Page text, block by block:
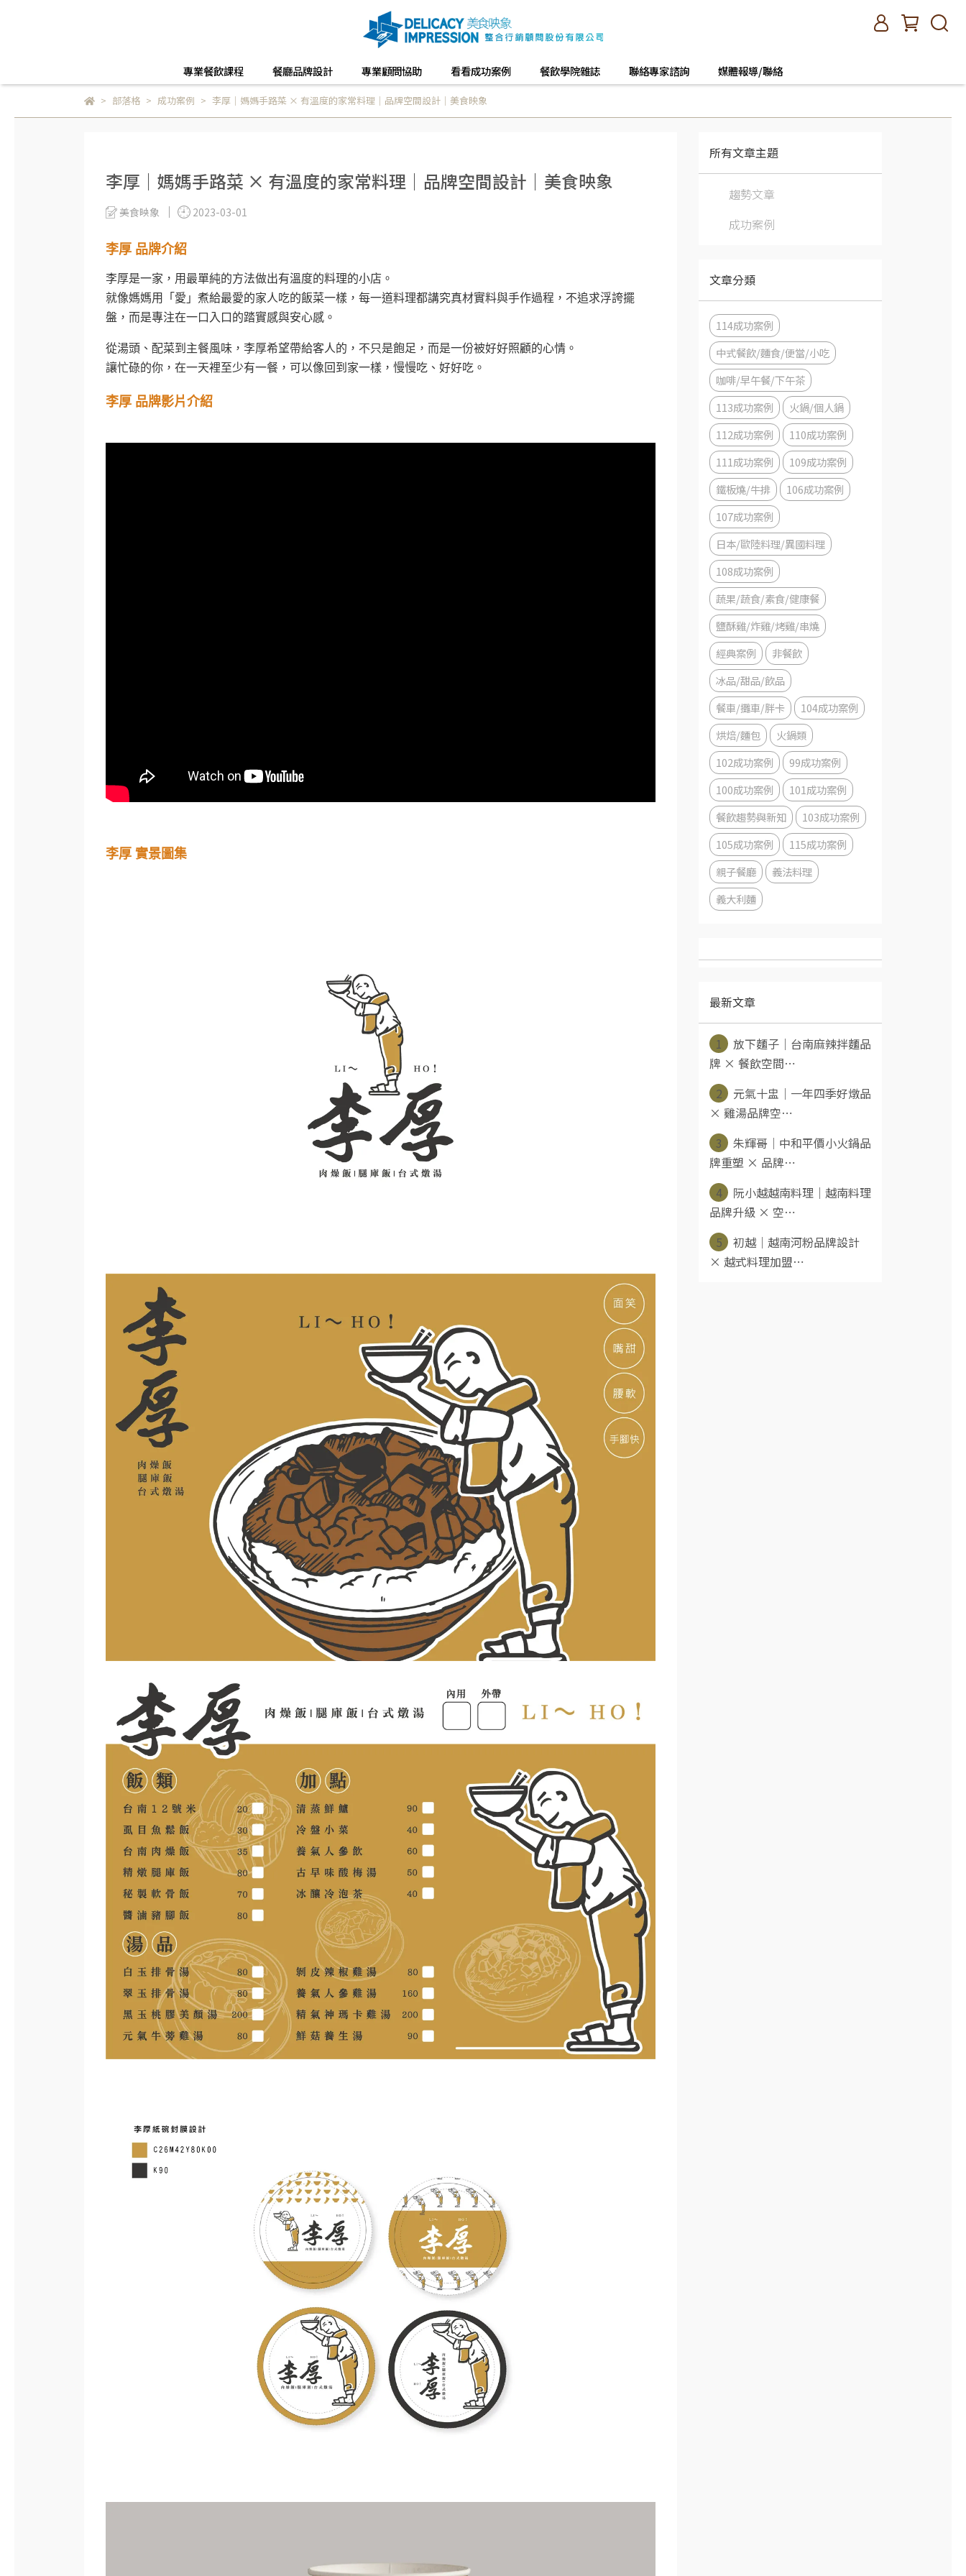
專業餐飲課程 餐廳品牌設計 專業顧問協助 看看成功案例 餐飲學院雜誌 聯絡專家諮詢 媒體報導/聯絡
部落格 成功案例 李厚｜媽媽手路菜 × 有溫度的家常料理｜品牌空間設計｜美食映象
李厚｜媽媽手路菜 × 有溫度的家常料理｜品牌空間設計｜美食映象
美食映象 2023-03-01
李厚 品牌介紹
李厚是一家，用最單純的方法做出有溫度的料理的小店。
就像媽媽用「愛」煮給最愛的家人吃的飯菜一樣，每一道料理都講究真材實料與手作過程，不追求浮誇擺
盤，而是專注在一口入口的踏實感與安心感。
從湯頭、配菜到主餐風味，李厚希望帶給客人的，不只是飽足，而是一份被好好照顧的心情。
讓忙碌的你，在一天裡至少有一餐，可以像回到家一樣，慢慢吃、好好吃。
李厚 品牌影片介紹
李厚 實景圖集
所有文章主題
趨勢文章
成功案例
文章分類
114成功案例
中式餐飲/麵食/便當/小吃
咖啡/早午餐/下午茶
113成功案例
火鍋/個人鍋
112成功案例
110成功案例
111成功案例
109成功案例
鐵板燒/牛排
106成功案例
107成功案例
日本/歐陸料理/異國料理
108成功案例
蔬果/蔬食/素食/健康餐
鹽酥雞/炸雞/烤雞/串燒
經典案例
非餐飲
冰品/甜品/飲品
餐車/攤車/胖卡
104成功案例
烘焙/麵包
火鍋類
102成功案例
99成功案例
100成功案例
101成功案例
餐飲趨勢與新知
103成功案例
105成功案例
115成功案例
親子餐廳
義法料理
義大利麵
最新文章
1
放下麵子｜台南麻辣拌麵品
牌 × 餐飲空間⋯
2
元氣十盅｜一年四季好燉品
× 雞湯品牌空⋯
3
朱輝哥｜中和平價小火鍋品
牌重塑 × 品牌⋯
4
阮小越越南料理｜越南料理
品牌升級 × 空⋯
5
初越｜越南河粉品牌設計
× 越式料理加盟⋯